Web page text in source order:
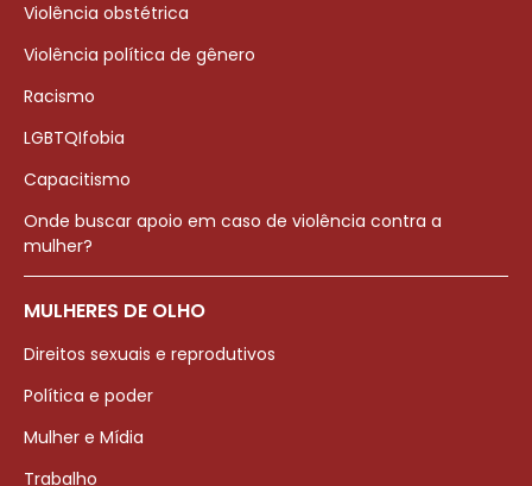
Violência obstétrica
Violência política de gênero
Racismo
LGBTQIfobia
Capacitismo
Onde buscar apoio em caso de violência contra a
mulher?
MULHERES DE OLHO
Direitos sexuais e reprodutivos
Política e poder
Mulher e Mídia
Trabalho